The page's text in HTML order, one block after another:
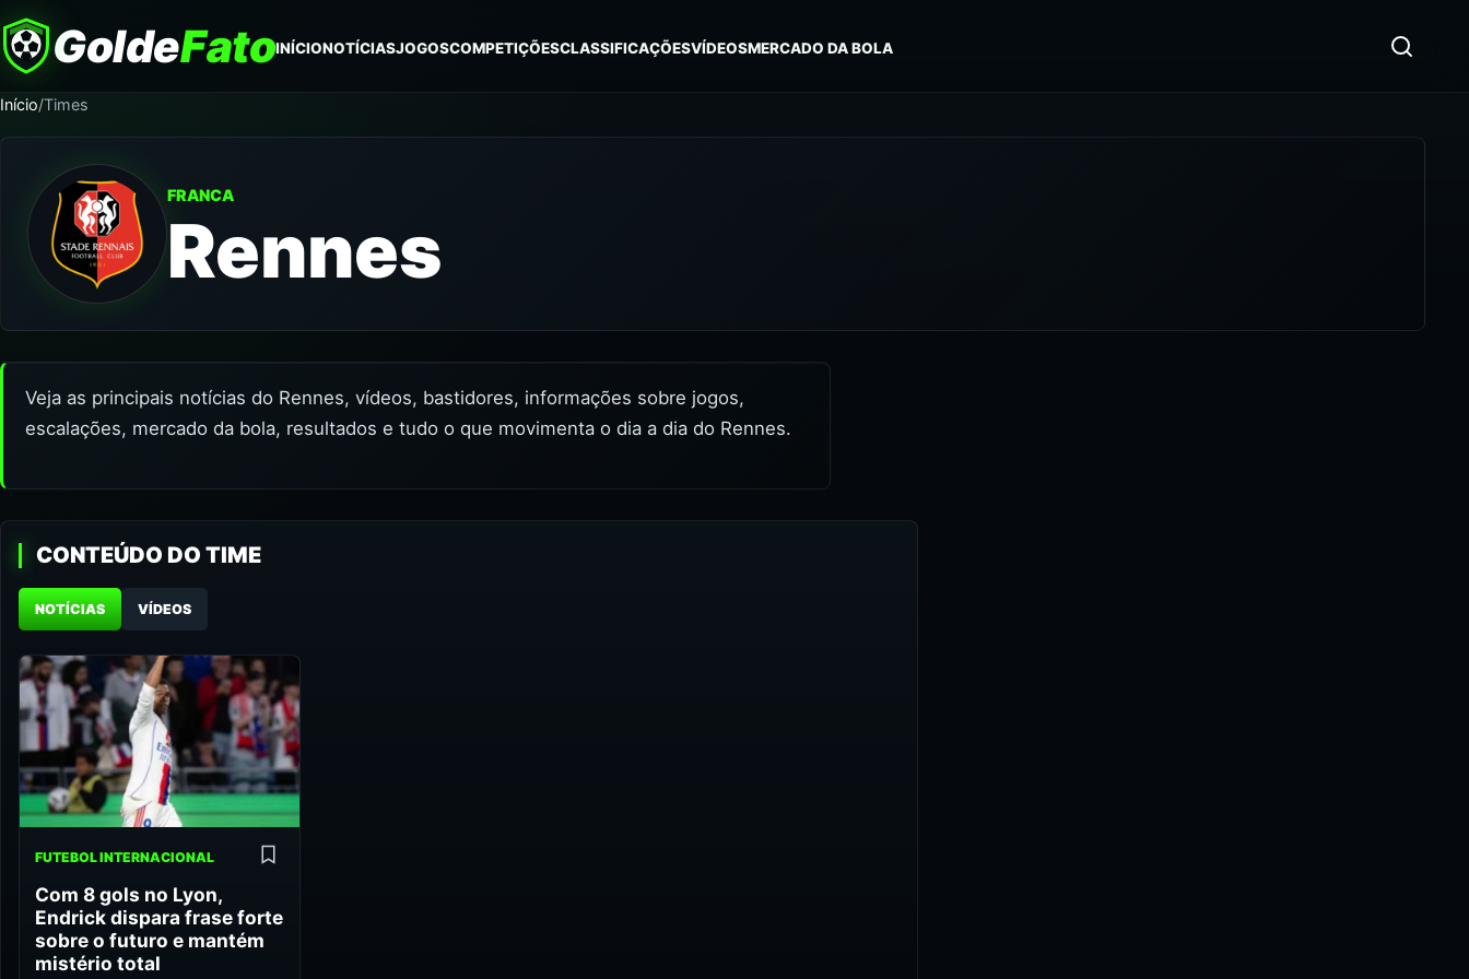
GoldeFatoINÍCIONOTÍCIASJOGOSCOMPETIÇÕESCLASSIFICAÇÕESVÍDEOSMERCADO DA BOLA
Início/Times
FRANCA
Rennes
Veja as principais notícias do Rennes, vídeos, bastidores, informações sobre jogos,
escalações, mercado da bola, resultados e tudo o que movimenta o dia a dia do Rennes.
CONTEÚDO DO TIME
NOTÍCIAS VÍDEOS
FUTEBOL INTERNACIONAL
Com 8 gols no Lyon,
Endrick dispara frase forte
sobre o futuro e mantém
mistério total